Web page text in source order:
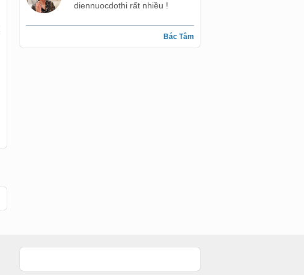
diennuocdothi rất nhiều !
Bác Tâm